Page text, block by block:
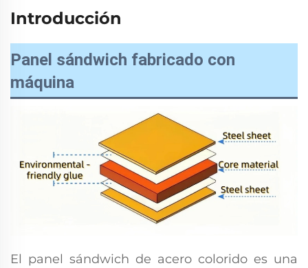
Introducción
Panel sándwich fabricado con
máquina
El panel sándwich de acero colorido es una